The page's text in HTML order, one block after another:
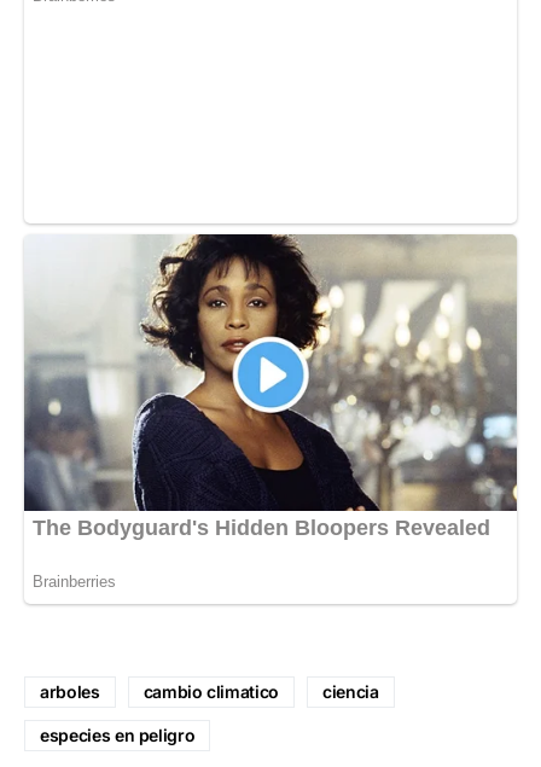
arboles cambio climatico ciencia
especies en peligro